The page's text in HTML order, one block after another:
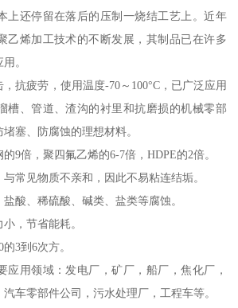
上还停留在落后的压制一烧结工艺上。近年
乙烯加工技术的不断发展，其制品已在许多
。
抗疲劳，使用温度-70～100°C，已广泛应用
槽、管道、渣沟的衬里和抗磨损的机械零部
塞、防腐蚀的理想材料。
9倍，聚四氟乙烯的6-7倍，HDPE的2倍。
常见物质不亲和，因此不易粘连结垢。
酸、稀硫酸、碱类、盐类等腐蚀。
，节省能耗。
3到6次方。
应用领域：发电厂，矿厂，船厂，焦化厂，
车零部件公司，污水处理厂，工程车等。